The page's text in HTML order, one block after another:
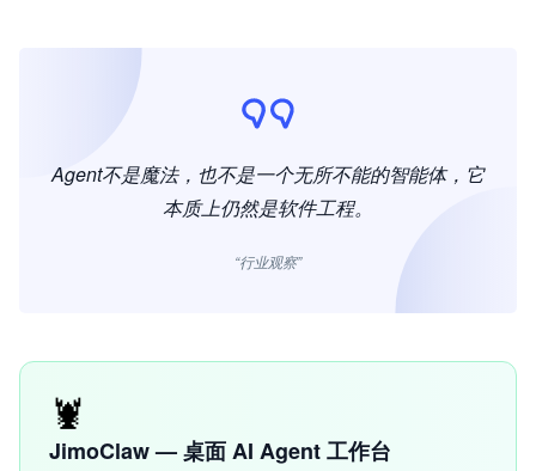
Agent不是魔法，也不是一个无所不能的智能体，它
本质上仍然是软件工程。
“行业观察”
🦞
JimoClaw — 桌面 AI Agent 工作台